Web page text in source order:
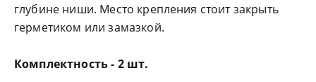
глубине ниши. Место крепления стоит закрыть
герметиком или замазкой.
Комплектность - 2 шт.